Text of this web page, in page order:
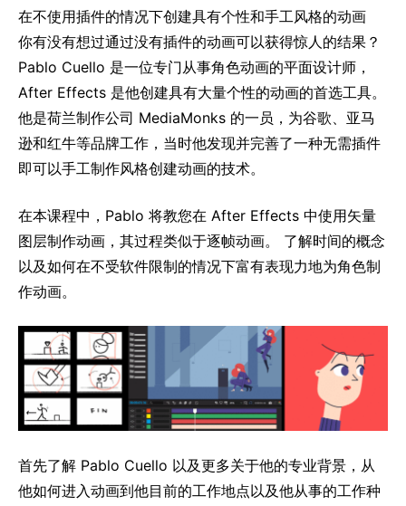
在不使用插件的情况下创建具有个性和手工风格的动画
你有没有想过通过没有插件的动画可以获得惊人的结果？
Pablo Cuello 是一位专门从事角色动画的平面设计师，
After Effects 是他创建具有大量个性的动画的首选工具。
他是荷兰制作公司 MediaMonks 的一员，为谷歌、亚马
逊和红牛等品牌工作，当时他发现并完善了一种无需插件
即可以手工制作风格创建动画的技术。
在本课程中，Pablo 将教您在 After Effects 中使用矢量
图层制作动画，其过程类似于逐帧动画。 了解时间的概念
以及如何在不受软件限制的情况下富有表现力地为角色制
作动画。
首先了解 Pablo Cuello 以及更多关于他的专业背景，从
他如何进入动画到他目前的工作地点以及他从事的工作种